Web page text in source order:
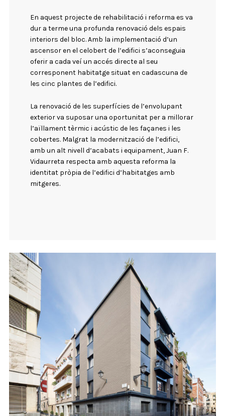
En aquest projecte de rehabilitació i reforma es va
dur a terme una profunda renovació dels espais
interiors del bloc. Amb la implementació d’un
ascensor en el celobert de l’edifici s’aconseguia
oferir a cada veí un accés directe al seu
corresponent habitatge situat en cadascuna de
les cinc plantes de l’edifici.
La renovació de les superfícies de l’envolupant
exterior va suposar una oportunitat per a millorar
l’aïllament tèrmic i acústic de les façanes i les
cobertes. Malgrat la modernització de l’edifici,
amb un alt nivell d’acabats i equipament, Juan F.
Vidaurreta respecta amb aquesta reforma la
identitat pròpia de l’edifici d’habitatges amb
mitgeres.